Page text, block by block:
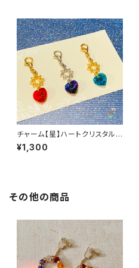
チャーム【星】ハートクリスタル
(小)
¥1,300
その他の商品